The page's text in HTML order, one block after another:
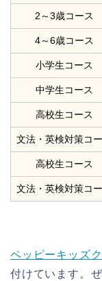
2～3歳コース
4～6歳コース
小学生コース
中学生コース
高校生コース
文法・英検対策コ
高校生コース
文法・英検対策コ
ペッピーキッズ
付けています。